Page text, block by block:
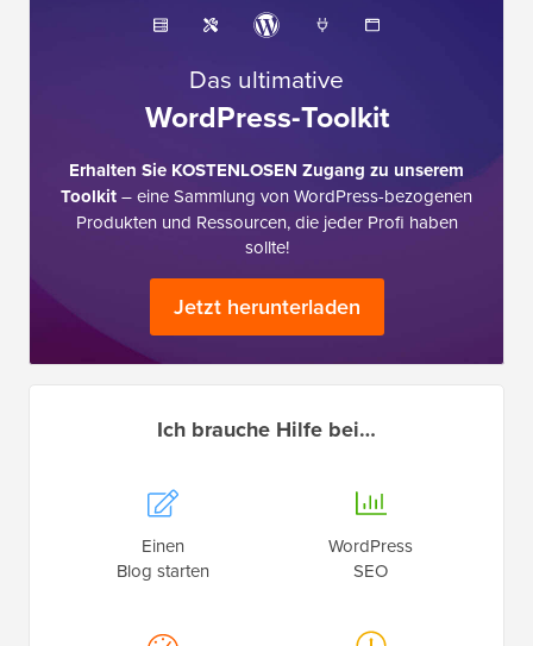
Das ultimative
WordPress-Toolkit
Erhalten Sie KOSTENLOSEN Zugang zu unserem
Toolkit– eine Sammlung von WordPress-bezogenen
Produkten und Ressourcen, die jeder Profi haben
sollte!
Jetzt herunterladen
Ich brauche Hilfe bei…
Einen
Blog starten
WordPress
SEO